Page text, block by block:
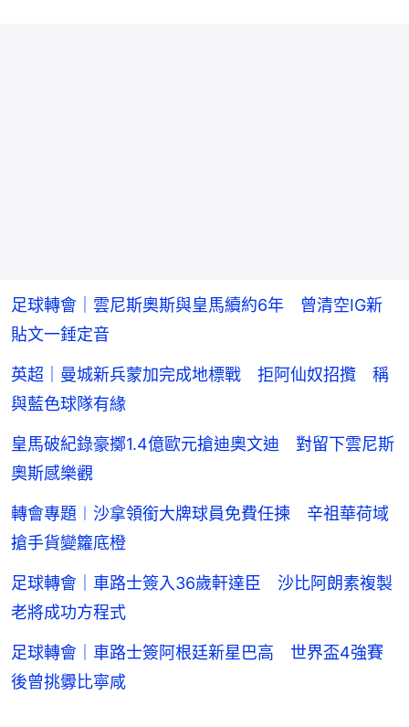
足球轉會｜雲尼斯奧斯與皇馬續約6年 曾清空IG新
貼文一錘定音
英超｜曼城新兵蒙加完成地標戰 拒阿仙奴招攬 稱
與藍色球隊有緣
皇馬破紀錄豪擲1.4億歐元搶迪奧文迪 對留下雲尼斯
奧斯感樂觀
轉會專題︱沙拿領銜大牌球員免費任揀 辛祖華荷域
搶手貨變籮底橙
足球轉會｜車路士簽入36歲軒達臣 沙比阿朗素複製
老將成功方程式
足球轉會｜車路士簽阿根廷新星巴高 世界盃4強賽
後曾挑釁比寧咸